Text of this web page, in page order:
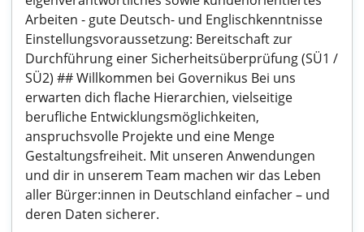
Arbeiten - gute Deutsch- und Englischkenntnisse
Einstellungsvoraussetzung: Bereitschaft zur
Durchführung einer Sicherheitsüberprüfung (SÜ1 /
SÜ2) ## Willkommen bei Governikus Bei uns
erwarten dich flache Hierarchien, vielseitige
berufliche Entwicklungsmöglichkeiten,
anspruchsvolle Projekte und eine Menge
Gestaltungsfreiheit. Mit unseren Anwendungen
und dir in unserem Team machen wir das Leben
aller Bürger:innen in Deutschland einfacher – und
deren Daten sicherer.